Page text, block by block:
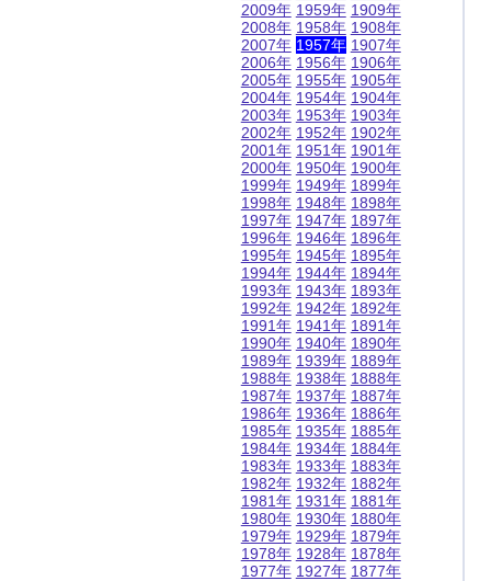
2009年
2008年
2007年
2006年
2005年
2004年
2003年
2002年
2001年
2000年
1999年
1998年
1997年
1996年
1995年
1994年
1993年
1992年
1991年
1990年
1989年
1988年
1987年
1986年
1985年
1984年
1983年
1982年
1981年
1980年
1979年
1978年
1977年
1959年
1958年
1957年
1956年
1955年
1954年
1953年
1952年
1951年
1950年
1949年
1948年
1947年
1946年
1945年
1944年
1943年
1942年
1941年
1940年
1939年
1938年
1937年
1936年
1935年
1934年
1933年
1932年
1931年
1930年
1929年
1928年
1927年
1909年
1908年
1907年
1906年
1905年
1904年
1903年
1902年
1901年
1900年
1899年
1898年
1897年
1896年
1895年
1894年
1893年
1892年
1891年
1890年
1889年
1888年
1887年
1886年
1885年
1884年
1883年
1882年
1881年
1880年
1879年
1878年
1877年